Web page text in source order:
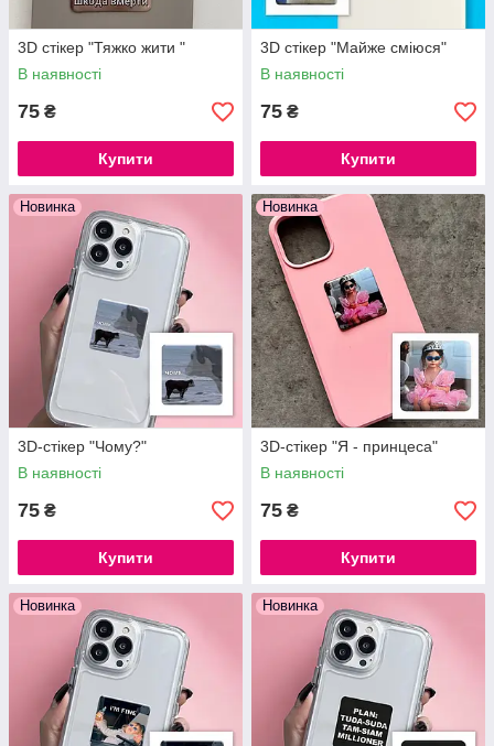
3D стікер "Тяжко жити "
В наявності
75 ₴
Купити
3D стікер "Майже сміюся"
В наявності
75 ₴
Купити
Новинка
3D-стікер "Чому?"
В наявності
75 ₴
Купити
Новинка
3D-стікер "Я - принцеса"
В наявності
75 ₴
Купити
Новинка Новинка